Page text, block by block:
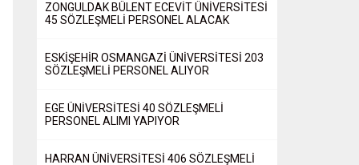
ZONGULDAK BÜLENT ECEVİT ÜNİVERSİTESİ
45 SÖZLEŞMELİ PERSONEL ALACAK
ESKİŞEHİR OSMANGAZİ ÜNİVERSİTESİ 203
SÖZLEŞMELİ PERSONEL ALIYOR
EGE ÜNİVERSİTESİ 40 SÖZLEŞMELİ
PERSONEL ALIMI YAPIYOR
HARRAN ÜNİVERSİTESİ 406 SÖZLEŞMELİ